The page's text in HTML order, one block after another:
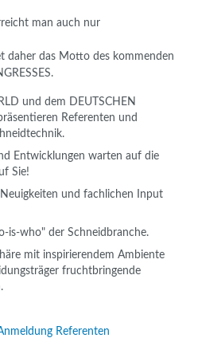
man auch nur
daher das Motto des kommenden
und dem DEUTSCHEN
Referenten und
Entwicklungen warten auf die
Sie!
und fachlichen Input
is-who" der Schneidbranche.
mit inspirierendem Ambiente
fruchtbringende
Referenten